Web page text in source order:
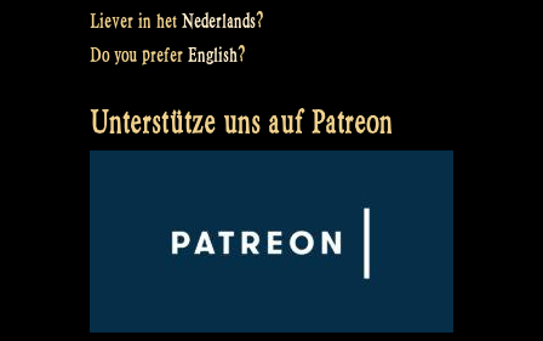
Liever in het Nederlands?
Do you prefer English?
Unterstütze uns auf Patreon